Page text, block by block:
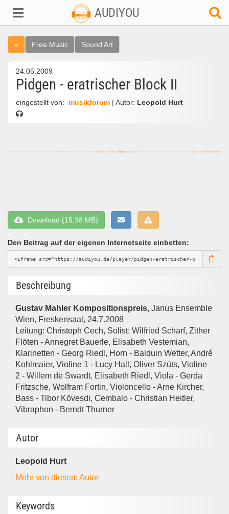
AUDIYOU
« Free Music Sound Art
24.05.2009
Pidgen - eratrischer Block II
eingestellt von: musikforum | Autor: Leopold Hurt
Download (15,38 MB)
Den Beitrag auf der eigenen Internetseite einbetten:
Beschreibung
Gustav Mahler Kompositionspreis, Janus Ensemble
Wien, Freskensaal, 24.7.2008
Leitung: Christoph Cech, Solist: Wilfried Scharf, Zither
Flöten - Annegret Bauerle, Elisabeth Vestemian,
Klarinetten - Georg Riedl, Horn - Balduin Wetter, André
Kohlmaier, Violine 1 - Lucy Hall, Oliver Szüts, Violine
2 - Willem de Swardt, Elisabeth Riedl, Viola - Gerda
Fritzsche, Wolfram Fortin, Violoncello - Arne Kircher,
Bass - Tibor Kövesdi, Cembalo - Christian Heitler,
Vibraphon - Berndt Thurner
Autor
Leopold Hurt
Mehr von diesem Autor
Keywords